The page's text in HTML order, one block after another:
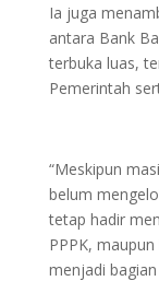
Ia juga
antara Bank
terbuka luas,
Pemerintah
“Meskipun
belum
tetap hadir
PPPK,
menjadi